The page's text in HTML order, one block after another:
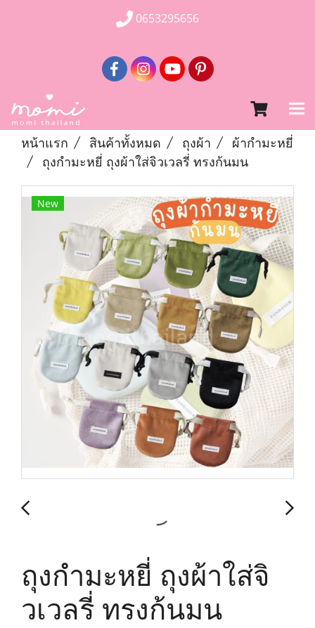
0653295656
หน้าแรก สินค้าทั้งหมด ถุงผ้า
ผ้ากำมะหยี่
ถุงกำมะหยี่ ถุงผ้าใส่จิวเวลรี่ ทรงก้นมน
New
ถุงกำมะหยี่ ถุงผ้าใส่จิ
วเวลรี่ ทรงก้นมน